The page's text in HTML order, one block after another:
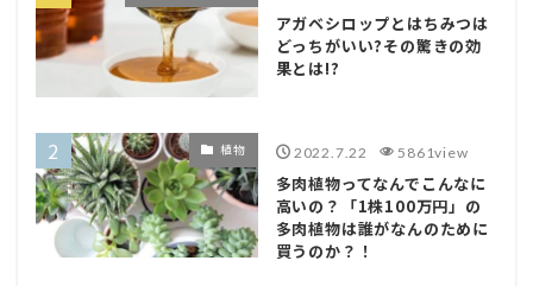
アガベシロップとはちみつは
どっちがいい?その驚きの効
果とは!?
植物 2022.7.22 5861view
多肉植物ってなんでこんなに
高いの？「1株100万円」の
多肉植物は誰がなんのために
買うのか？！